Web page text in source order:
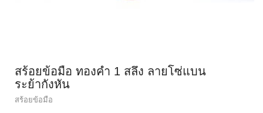
สร้อยข้อมือ ทองคำ 1 สลึง ลายโซ่แบน
ระย้ากังหัน
สร้อยข้อมือ